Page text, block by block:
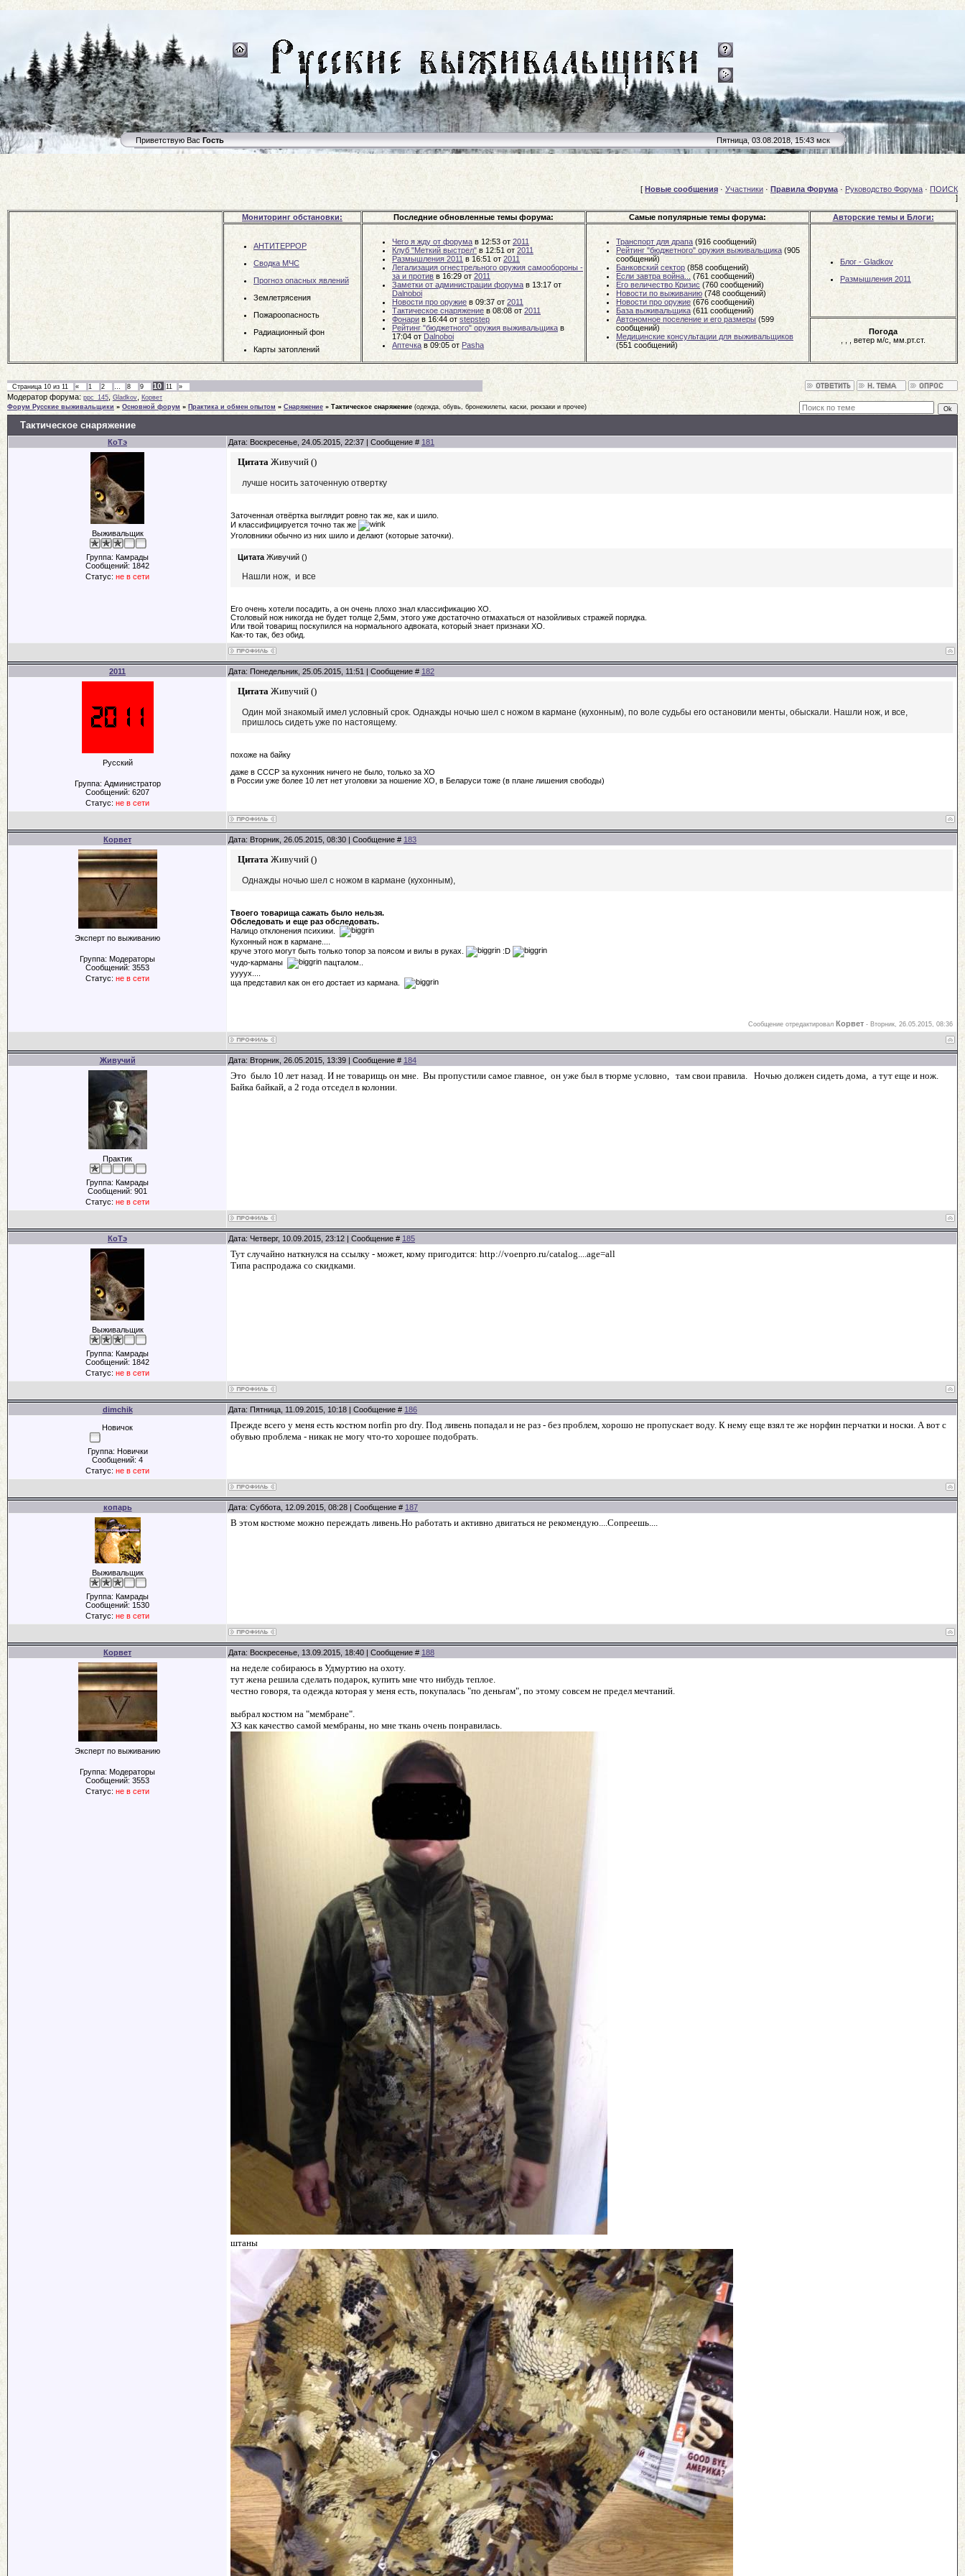
Приветствую ВасГость Пятница, 03.08.2018, 15:43 мск
[ Новые сообщения · Участники · Правила Форума · Руководство Форума · ПОИСК
]
Мониторинг обстановки: Последние обновленные темы форума: Самые популярные темы форума: Авторские темы и Блоги:
АНТИТЕРРОР
Сводка МЧС
Прогноз опасных явлений
Землетрясения
Пожароопасность
Радиационный фон
Карты затоплений
Чего я жду от форума в 12:53 от 2011
Клуб "Меткий выстрел" в 12:51 от 2011
Размышления 2011 в 16:51 от 2011
Легализация огнестрельного оружия самообороны -
за и против в 16:29 от 2011
Заметки от администрации форума в 13:17 от
Dalnoboi
Новости про оружие в 09:37 от 2011
Тактическое снаряжение в 08:08 от 2011
Фонари в 16:44 от stepstep
Рейтинг "бюджетного" оружия выживальщика в
17:04 от Dalnoboi
Аптечка в 09:05 от Pasha
Транспорт для драпа (916 сообщений)
Рейтинг "бюджетного" оружия выживальщика (905
сообщений)
Банковский сектор (858 сообщений)
Если завтра война...
(761 сообщений)
Его величество Кризис (760 сообщений)
Новости по выживанию (748 сообщений)
Новости про оружие (676 сообщений)
База выживальщика (611 сообщений)
Автономное поселение и его размеры (599
сообщений)
Медицинские консультации для выживальщиков
(551 сообщений)
Блог - Gladkov
Размышления 2011
Погода
, ветер м/с, мм.рт.ст.
Страница 10 из 11 « 1 2 8 9 10 11 »
Модератор форума: ppc_145 Gladkov
Корвет
Форум Русские выживальщики » Основной форум » Практика и обмен опытом » Снаряжение » Тактическое снаряжение (одежда, обувь, бронежилеты, каски, рюкзаки и прочее)
Тактическое снаряжение
КоТэ Дата: Воскресенье, 24.05.2015, 22:37 | Сообщение # 181
Выживальщик
Группа: Камрады
Сообщений: 1842
Статус: не в сети
Цитата Живучий ()
лучше носить заточенную отвертку
Заточенная отвёртка выглядит ровно так же, как и шило.
И классифицируется точно так же
Уголовники обычно из них шило и делают (которые заточки).
Цитата Живучий ()
Нашли нож, и все
Его очень хотели посадить, а он очень плохо знал классификацию ХО.
Столовый нож никогда не будет толще 2,5мм, этого уже достаточно отмахаться от назойливых стражей порядка.
Или твой товарищ поскупился на нормального адвоката, который знает признаки ХО.
Как-то так, без обид.
2011 Дата: Понедельник, 25.05.2015, 11:51 | Сообщение # 182
Русский
Группа: Администратор
Сообщений: 6207
Статус: не в сети
Цитата Живучий ()
Один мой знакомый имел условный срок. Однажды ночью шел с ножом в кармане (кухонным), по воле судьбы его остановили менты, обыскали. Нашли нож, и все,
пришлось сидеть уже по настоящему.
похоже на байку
даже в СССР за кухонник ничего не было, только за ХО
в России уже более 10 лет нет уголовки за ношение ХО, в Беларуси тоже (в плане лишения свободы)
Корвет Дата: Вторник, 26.05.2015, 08:30 | Сообщение # 183
Эксперт по выживанию
Группа: Модераторы
Сообщений: 3553
Статус: не в сети
Цитата Живучий ()
Однажды ночью шел с ножом в кармане (кухонным),
Твоего товарища сажать было нельзя.
Обследовать и еще раз обследовать.
Налицо отклонения психики.
Кухонный нож в кармане....
круче этого могут быть только топор за поясом и вилы в руках.
:D
чудо-карманы
пацталом..
уууух....
ща представил как он его достает из кармана.
Сообщение отредактировал Корвет - Вторник, 26.05.2015, 08:36
Живучий Дата: Вторник, 26.05.2015, 13:39 | Сообщение # 184
Практик
Группа: Камрады
Сообщений: 901
Статус: не в сети
Это было 10 лет назад. И не товарищь он мне. Вы пропустили самое главное, он уже был в тюрме условно, там свои правила. Ночью должен сидеть дома, а тут еще и нож.
Байка байкай, а 2 года отседел в колонии.
КоТэ Дата: Четверг, 10.09.2015, 23:12 | Сообщение # 185
Выживальщик
Группа: Камрады
Сообщений: 1842
Статус: не в сети
Тут случайно наткнулся на ссылку - может, кому пригодится: http://voenpro.ru/catalog....age=all
Типа распродажа со скидками.
dimchik Дата: Пятница, 11.09.2015, 10:18 | Сообщение # 186
Новичок
Группа: Новички
Сообщений: 4
Статус: не в сети
Прежде всего у меня есть костюм norfin pro dry. Под ливень попадал и не раз - без проблем, хорошо не пропускает воду. К нему еще взял те же норфин перчатки и носки. А вот с
обувью проблема - никак не могу что-то хорошее подобрать.
копарь Дата: Суббота, 12.09.2015, 08:28 | Сообщение # 187
Выживальщик
Группа: Камрады
Сообщений: 1530
Статус: не в сети
В этом костюме можно переждать ливень.Но работать и активно двигаться не рекомендую....Сопреешь....
Корвет Дата: Воскресенье, 13.09.2015, 18:40 | Сообщение # 188
Эксперт по выживанию
Группа: Модераторы
Сообщений: 3553
Статус: не в сети
на неделе собираюсь в Удмуртию на охоту.
тут жена решила сделать подарок, купить мне что нибудь теплое.
честно говоря, та одежда которая у меня есть, покупалась "по деньгам", по этому совсем не предел мечтаний.
выбрал костюм на "мембране".
ХЗ как качество самой мембраны, но мне ткань очень понравилась.
штаны